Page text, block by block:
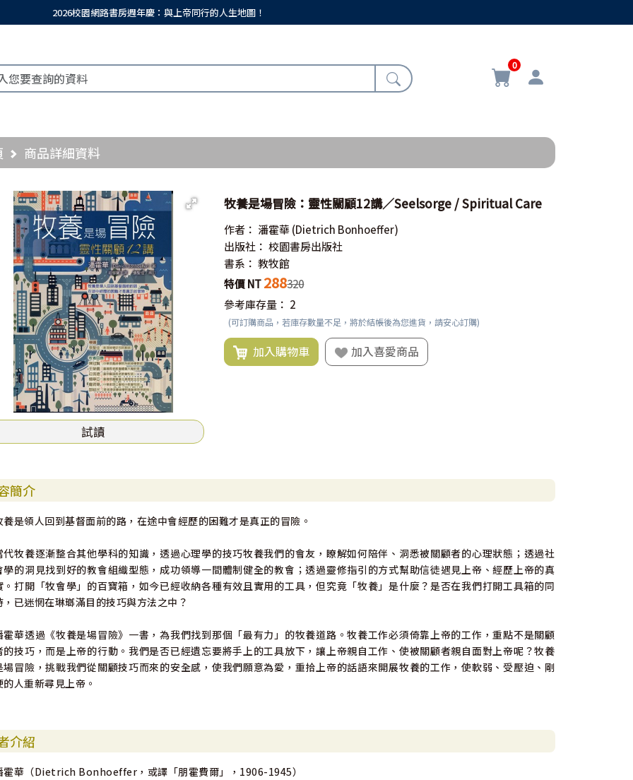
2026校園網路書房週年慶：與上帝同行的人生地圖！
0
商品詳細資料
試讀
牧養是場冒險：靈性關顧12講／Seelsorge / Spiritual Care
作者： 潘霍華(Dietrich Bonhoeffer)
出版社： 校園書房出版社
書系： 教牧館
特價 NT288320
參考庫存量： 2
(可訂購商品，若庫存數量不足，將於結帳後為您進貨，請安心訂購)
加入購物車 加入喜愛商品
簡介
養是領人回到基督面前的路，在途中會經歷的困難才是真正的冒險。
代牧養逐漸整合其他學科的知識，透過心理學的技巧牧養我們的會友，瞭解如何陪伴、洞悉被關顧者的心理狀態；透過社
學的洞見找到好的教會組織型態，成功領導一間體制健全的教會；透過靈修指引的方式幫助信徒遇見上帝、經歷上帝的真
。打開「牧會學」的百寶箱，如今已經收納各種有效且實用的工具，但究竟「牧養」是什麼？是否在我們打開工具箱的同
，已迷惘在琳瑯滿目的技巧與方法之中？
霍華透過《牧養是場冒險》一書，為我們找到那個「最有力」的牧養道路。牧養工作必須倚靠上帝的工作，重點不是關顧
的技巧，而是上帝的行動。我們是否已經遺忘要將手上的工具放下，讓上帝親自工作、使被關顧者親自面對上帝呢？牧養
場冒險，挑戰我們從關顧技巧而來的安全感，使我們願意為愛，重拾上帝的話語來開展牧養的工作，使軟弱、受壓迫、剛
的人重新尋見上帝。
介紹
霍華（Dietrich Bonhoeffer，或譯「朋霍費爾」，1906-1945）